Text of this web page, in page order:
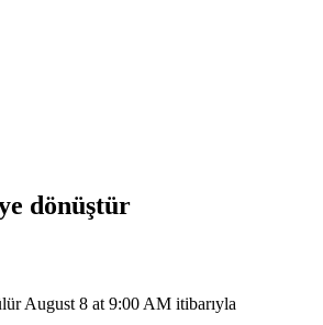
dönüştür
August 8 at 9:00 AM itibarıyla